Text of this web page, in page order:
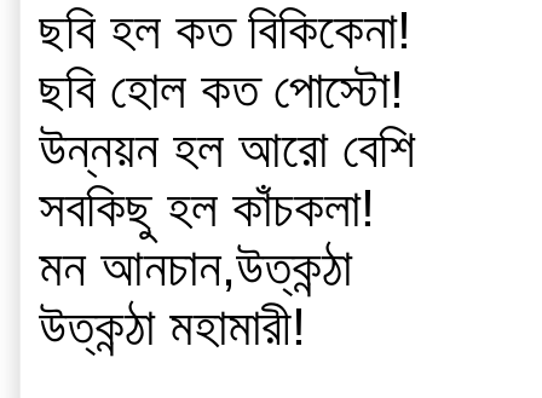
ছবি হল কত বিকিকেনা!
ছবি হোল কত পোস্টো!
উন্নয়ন হল আরো বেশি
সবকিছু হল কাঁচকলা!
মন আনচান,উত্কন্ঠা
উত্কন্ঠা মহামারী!